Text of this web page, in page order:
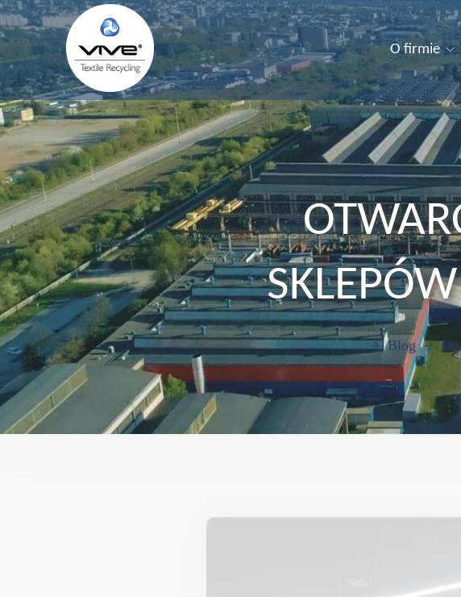
O firmie
Blog